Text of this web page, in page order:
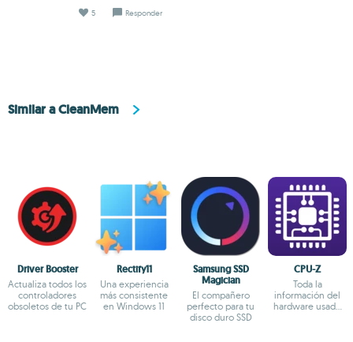
5 Responder
Similar a CleanMem
Driver Booster
Actualiza todos los
controladores
obsoletos de tu PC
Rectify11
Una experiencia
más consistente
en Windows 11
Samsung SSD
Magician
El compañero
perfecto para tu
disco duro SSD
CPU-Z
Toda la
información del
hardware usado